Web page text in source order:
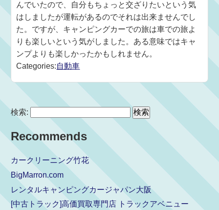
んでいたので、自分もちょっと交ざりたいという気
はしましたが運転があるのでそれは出来ませんでし
た。ですが、キャンピングカーでの旅は車での旅よ
りも楽しいという気がしました。ある意味ではキャ
ンプよりも楽しかったかもしれません。
Categories:自動車
検索:
Recommends
カークリーニング竹花
BigMarron.com
レンタルキャンピングカージャパン大阪
[中古トラック]高価買取専門店 トラックアベニュー